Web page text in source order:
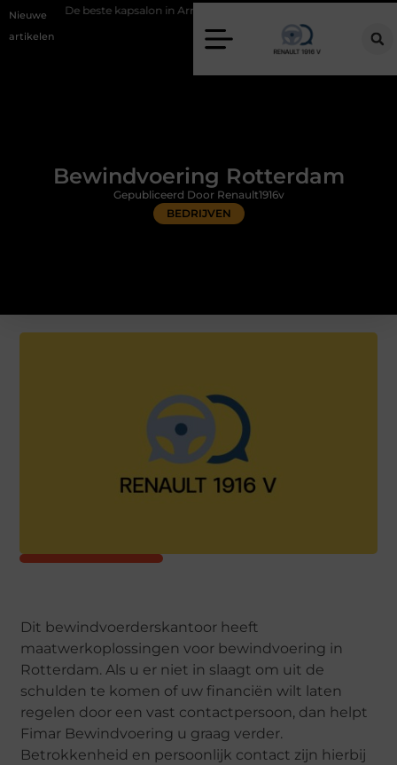
Nieuwe
artikelen
kapsalon in Arnhem: meer dan alleen een knipbeurt
Bewindvoering Rotterdam
BEDRIJVEN
Gepubliceerd Door Renault1916v
Dit bewindvoerderskantoor heeft
maatwerkoplossingen voor bewindvoering in
Rotterdam. Als u er niet in slaagt om uit de
schulden te komen of uw financiën wilt laten
regelen door een vast contactpersoon, dan helpt
Fimar Bewindvoering u graag verder.
Betrokkenheid en persoonlijk contact zijn hierbij